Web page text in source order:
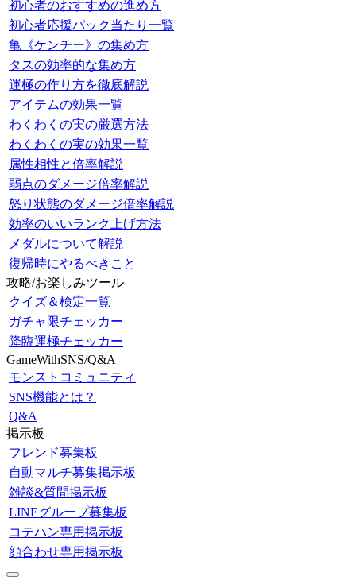
初心者のおすすめの進め方
初心者応援パック当たり一覧
亀《ケンチー》の集め方
タスの効率的な集め方
運極の作り方を徹底解説
アイテムの効果一覧
わくわくの実の厳選方法
わくわくの実の効果一覧
属性相性と倍率解説
弱点のダメージ倍率解説
怒り状態のダメージ倍率解説
効率のいいランク上げ方法
メダルについて解説
復帰時にやるべきこと
攻略/お楽しみツール
クイズ＆検定一覧
ガチャ限チェッカー
降臨運極チェッカー
GameWithSNS/Q&A
モンストコミュニティ
SNS機能とは？
Q&A
掲示板
フレンド募集板
自動マルチ募集掲示板
雑談&質問掲示板
LINEグループ募集板
コテハン専用掲示板
顔合わせ専用掲示板